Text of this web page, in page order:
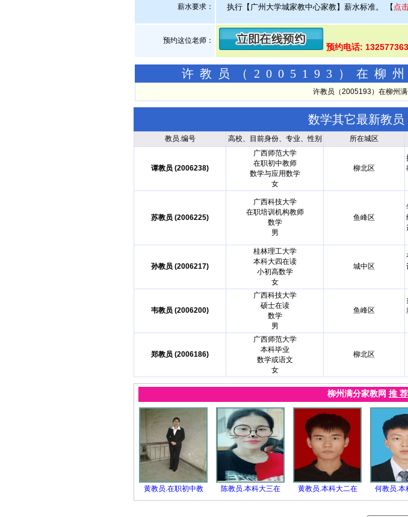
薪水要求： 执行【广州大学城家教中心家教】薪水标准。 【 点
预约这位老师：
预约电话:
许教员（2005193）在柳州
许教员（2005193）在柳州
数学其它最新教员
教员.编号 高校、目前身份、专业、性别 所在城区
谭教员 (2006238)
广西师范大学
在职初中教师
数学与应用数学
女
柳北区
苏教员 (2006225)
广西科技大学
在职培训机构教师
数学
男
鱼峰区
孙教员 (2006217)
桂林理工大学
本科大四在读
小初高数学
女
城中区
韦教员 (2006200)
广西科技大学
硕士在读
数学
男
鱼峰区
郑教员 (2006186)
广西师范大学
本科毕业
数学或语文
女
柳北区
柳州满分家教网 推
黄教员.在职初中教 陈教员.本科大三在 黄教员.本科大二在 何教员.本